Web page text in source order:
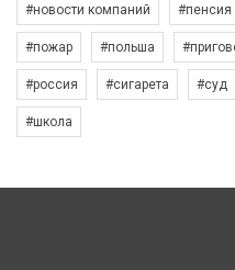
#новости компаний #пенсия
#пожар #польша
#россия #сигарета #суд
#школа